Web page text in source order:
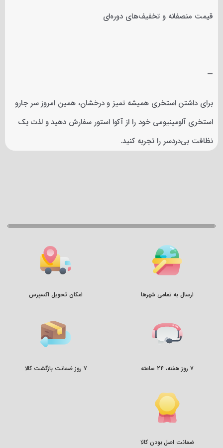
قیمت منصفانه و تخفیف‌های دوره‌ای
—
برای داشتن استخری همیشه تمیز و درخشان، همین امروز سر جارو
استخری آلومینیومی خود را از آکوا استور سفارش دهید و لذت یک
نظافت بی‌دردسر را تجربه کنید.
ارسال به تمامی شهرها امکان تحویل اکسپرس
۷ روز هفته، ۲۴ ساعته ۷ روز ضمانت بازگشت کالا
ضمانت اصل بودن کالا